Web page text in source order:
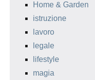
Home & Garden
istruzione
lavoro
legale
lifestyle
magia